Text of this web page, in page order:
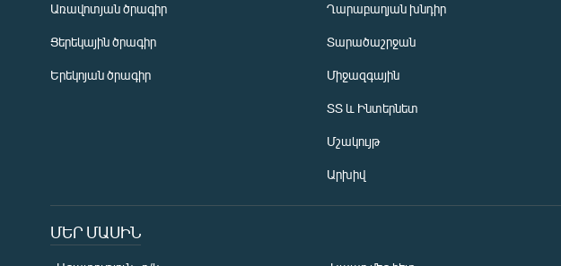
Առավոտյան ծրագիր
Ցերեկային ծրագիր
Երեկոյան ծրագիր
Ղարաբաղյան խնդիր
Տարածաշրջան
Միջազգային
ՏՏ և Ինտերնետ
Մշակույթ
Արխիվ
ՄԵՐ ՄԱՍԻՆ